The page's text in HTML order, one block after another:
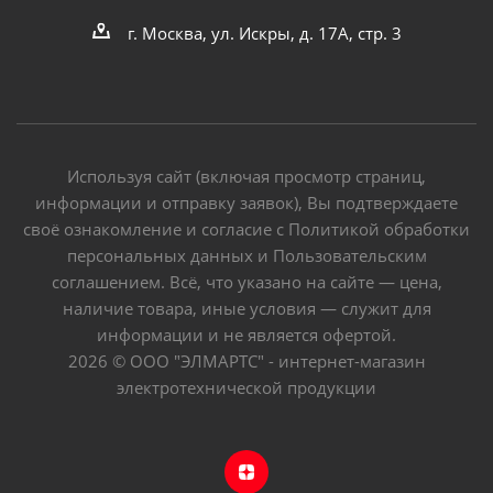
г. Москва, ул. Искры, д. 17А, стр. 3
Используя сайт (включая просмотр страниц,
информации и отправку заявок), Вы подтверждаете
своё ознакомление и согласие с Политикой обработки
персональных данных и Пользовательским
соглашением. Всё, что указано на сайте — цена,
наличие товара, иные условия — служит для
информации и не является офертой.
2026 © ООО "ЭЛМАРТС" - интернет-магазин
электротехнической продукции